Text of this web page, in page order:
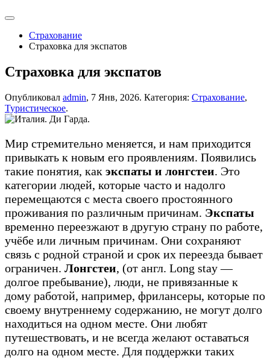
Страхование
Страховка для экспатов
Страховка для экспатов
Опубликовал admin, 7 Янв, 2026. Категория: Страхование,
Туристическое.
Мир стремительно меняется, и нам приходится
привыкать к новым его проявлениям. Появились
такие понятия, как экспаты и лонгстеи. Это
категории людей, которые часто и надолго
перемещаются с места своего простоянного
проживания по различным причинам. Экспаты
временно переезжают в другую страну по работе,
учёбе или личным причинам. Они сохраняют
связь с родной страной и срок их переезда бывает
ограничен. Лонгстеи, (от англ. Long stay —
долгое пребывание), люди, не привязанные к
дому работой, например, фрилансеры, которые по
своему внутреннему содержанию, не могут долго
находиться на одном месте. Они любят
путешествовать, и не всегда желают оставаться
долго на одном месте. Для поддержки таких